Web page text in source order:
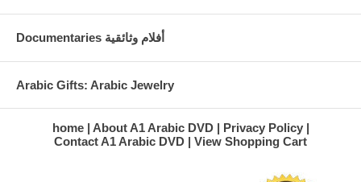
Documentaries أفلام وثائقية
Arabic Gifts: Arabic Jewelry
home About A1 Arabic DVD
Privacy Policy
Contact A1 Arabic DVD
View Shopping Cart